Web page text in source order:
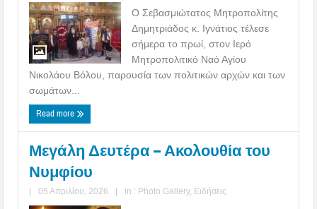
Ο Σεβασμιώτατος Μητροπολίτης
Δημητριάδος κ. Ιγνάτιος τέλεσε
σήμερα το πρωί, στον Ιερό
Μητροπολιτικό Ναό Αγίου
Νικολάου Βόλου, παρουσία των πολιτικών αρχών και των
σωμάτων...
Read more
Μεγάλη Δευτέρα – Ακολουθία του
Νυμφίου
| 05 Απριλίου, 2026 | in : Photo Gallery, Ειδήσεις